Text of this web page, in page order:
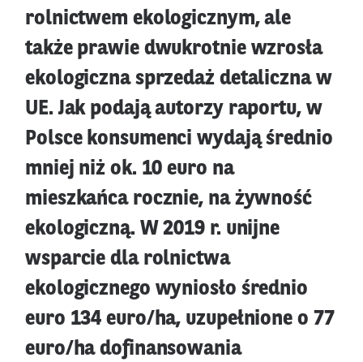
rolnictwem ekologicznym, ale
także prawie dwukrotnie wzrosła
ekologiczna sprzedaż detaliczna w
UE. Jak podają autorzy raportu, w
Polsce konsumenci wydają średnio
mniej niż ok. 10 euro na
mieszkańca rocznie, na żywność
ekologiczną. W 2019 r. unijne
wsparcie dla rolnictwa
ekologicznego wyniosło średnio
euro 134 euro/ha, uzupełnione o 77
euro/ha dofinansowania